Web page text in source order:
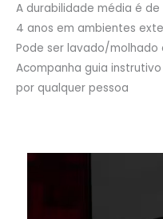
A durabilidade média é
4 anos em ambientes
Pode ser lavado/
Acompanha guia
por qualquer pessoa